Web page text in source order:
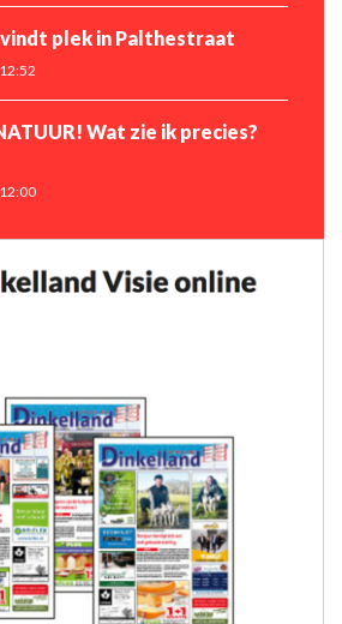
plek in Palthestraat
Wat zie ik precies?